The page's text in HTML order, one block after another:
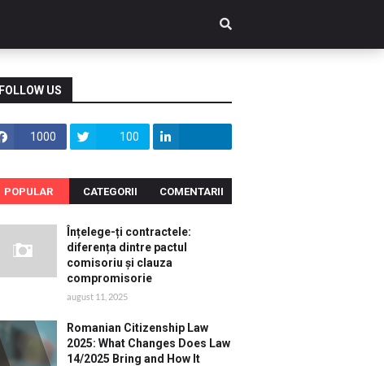
FOLLOW US
1000 100
POPULAR CATEGORII COMENTARII
Înțelege-ți contractele:
diferența dintre pactul
comisoriu și clauza
compromisorie
august 11, 2025
Romanian Citizenship Law
2025: What Changes Does Law
14/2025 Bring and How It